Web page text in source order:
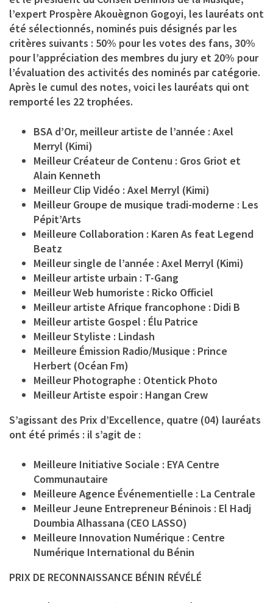
l’expert Prospère Akouègnon Gogoyi, les lauréats ont
été sélectionnés, nominés puis désignés par les
critères suivants : 50% pour les votes des fans, 30%
pour l’appréciation des membres du jury et 20% pour
l’évaluation des activités des nominés par catégorie.
Après le cumul des notes, voici les lauréats qui ont
remporté les 22 trophées.
BSA d’Or, meilleur artiste de l’année : Axel
Merryl (Kimi)
Meilleur Créateur de Contenu : Gros Griot et
Alain Kenneth
Meilleur Clip Vidéo : Axel Merryl (Kimi)
Meilleur Groupe de musique tradi-moderne : Les
Pépit’Arts
Meilleure Collaboration : Karen As feat Legend
Beatz
Meilleur single de l’année : Axel Merryl (Kimi)
Meilleur artiste urbain : T-Gang
Meilleur Web humoriste : Ricko Officiel
Meilleur artiste Afrique francophone : Didi B
Meilleur artiste Gospel : Élu Patrice
Meilleur Styliste : Lindash
Meilleure Émission Radio/Musique : Prince
Herbert (Océan Fm)
Meilleur Photographe : Otentick Photo
Meilleur Artiste espoir : Hangan Crew
S’agissant des Prix d’Excellence, quatre (04) lauréats
ont été primés : il s’agit de :
Meilleure Initiative Sociale : EYA Centre
Communautaire
Meilleure Agence Événementielle : La Centrale
Meilleur Jeune Entrepreneur Béninois : El Hadj
Doumbia Alhassana (CEO LASSO)
Meilleure Innovation Numérique : Centre
Numérique International du Bénin
PRIX DE RECONNAISSANCE BÉNIN RÉVÉLÉ